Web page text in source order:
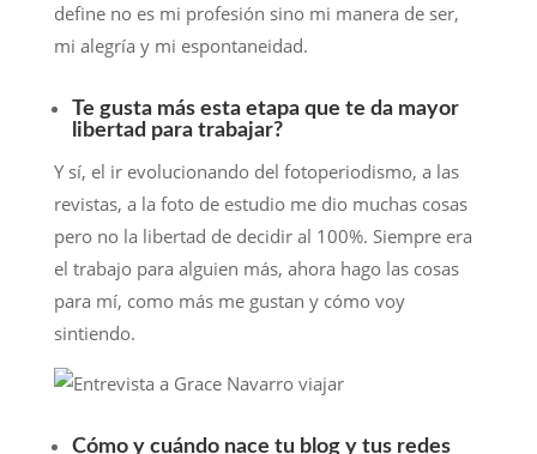
define no es mi profesión sino mi manera de ser,
mi alegría y mi espontaneidad.
Te gusta más esta etapa que te da mayor
libertad para trabajar?
Y sí, el ir evolucionando del fotoperiodismo, a las
revistas, a la foto de estudio me dio muchas cosas
pero no la libertad de decidir al 100%. Siempre era
el trabajo para alguien más, ahora hago las cosas
para mí, como más me gustan y cómo voy
sintiendo.
Cómo y cuándo nace tu blog y tus redes